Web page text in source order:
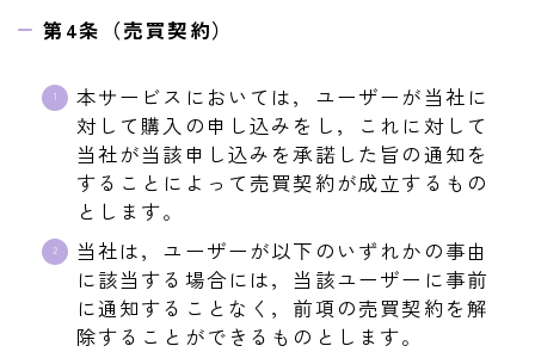
第4条（売買契約）
本サービスにおいては，ユーザーが当社に
対して購入の申し込みをし，これに対して
当社が当該申し込みを承諾した旨の通知を
することによって売買契約が成立するもの
とします。
当社は，ユーザーが以下のいずれかの事由
に該当する場合には，当該ユーザーに事前
に通知することなく，前項の売買契約を解
除することができるものとします。